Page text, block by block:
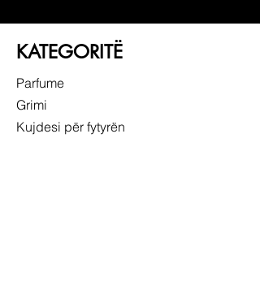
KATEGORITË
Parfume
Grimi
Kujdesi për fytyrën